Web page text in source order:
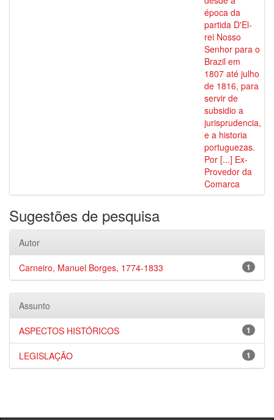
época da
partida D'El-
rei Nosso
Senhor para o
Brazil em
1807 até julho
de 1816, para
servir de
subsidio a
jurisprudencia,
e a historia
portuguezas.
Por [...] Ex-
Provedor da
Comarca
Sugestões de pesquisa
Autor
1
Carneiro, Manuel Borges, 1774-1833
Assunto
1
ASPECTOS HISTÓRICOS
1
LEGISLAÇÃO